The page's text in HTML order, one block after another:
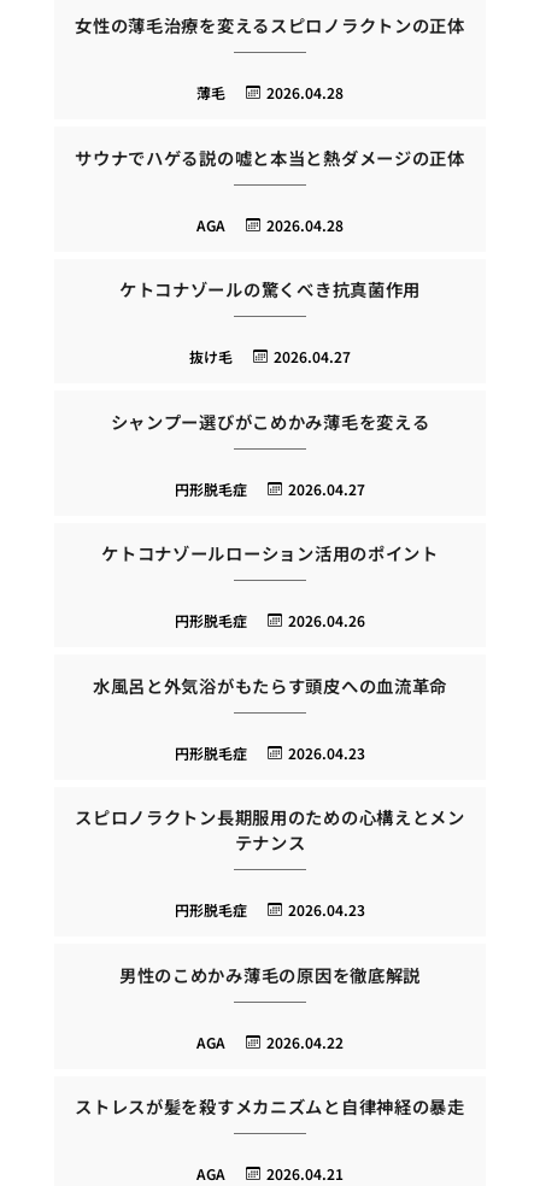
女性の薄毛治療を変えるスピロノラクトンの正体
2026.04.28
薄毛
サウナでハゲる説の嘘と本当と熱ダメージの正体
2026.04.28
AGA
ケトコナゾールの驚くべき抗真菌作用
2026.04.27
抜け毛
シャンプー選びがこめかみ薄毛を変える
2026.04.27
円形脱毛症
ケトコナゾールローション活用のポイント
2026.04.26
円形脱毛症
水風呂と外気浴がもたらす頭皮への血流革命
2026.04.23
円形脱毛症
スピロノラクトン長期服用のための心構えとメン
テナンス
2026.04.23
円形脱毛症
男性のこめかみ薄毛の原因を徹底解説
2026.04.22
AGA
ストレスが髪を殺すメカニズムと自律神経の暴走
2026.04.21
AGA